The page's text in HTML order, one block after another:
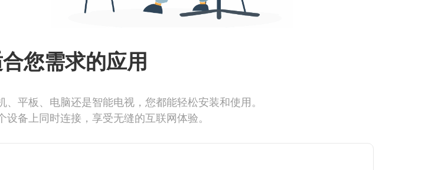
您需求的应用
平板、电脑还是智能电视，您都能轻松安装和使用。
备上同时连接，享受无缝的互联网体验。